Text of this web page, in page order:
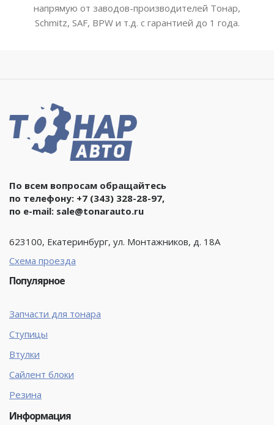
напрямую от заводов-производителей Тонар,
Schmitz, SAF, BPW и т.д. с гарантией до 1 года.
По всем вопросам обращайтесь
по телефону: +7 (343) 328-28-97,
по e-mail: sale@tonarauto.ru
623100, Екатеринбург, ул. Монтажников, д. 18А
Схема проезда
Популярное
Запчасти для тонара
Ступицы
Втулки
Сайлент блоки
Резина
Информация